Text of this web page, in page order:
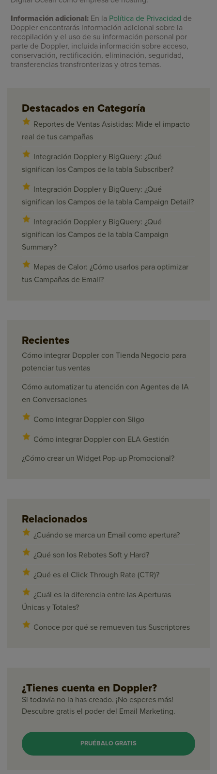
Información adicional: En la Política de Privacidad de
Doppler encontrarás información adicional sobre la
recopilación y el uso de su información personal por
parte de Doppler, incluida información sobre acceso,
conservación, rectificación, eliminación, seguridad,
transferencias transfronterizas y otros temas.
Destacados en Categoría
Reportes de Ventas Asistidas: Mide el impacto
real de tus campañas
Integración Doppler y BigQuery: ¿Qué
significan los Campos de la tabla Subscriber?
Integración Doppler y BigQuery: ¿Qué
significan los Campos de la tabla Campaign Detail?
Integración Doppler y BigQuery: ¿Qué
significan los Campos de la tabla Campaign
Summary?
Mapas de Calor: ¿Cómo usarlos para optimizar
tus Campañas de Email?
Recientes
Cómo integrar Doppler con Tienda Negocio para
potenciar tus ventas
Cómo automatizar tu atención con Agentes de IA
en Conversaciones
Como integrar Doppler con Siigo
Cómo integrar Doppler con ELA Gestión
¿Cómo crear un Widget Pop-up Promocional?
Relacionados
¿Cuándo se marca un Email como apertura?
¿Qué son los Rebotes Soft y Hard?
¿Qué es el Click Through Rate (CTR)?
¿Cuál es la diferencia entre las Aperturas
Únicas y Totales?
Conoce por qué se remueven tus Suscriptores
¿Tienes cuenta en Doppler?
Si todavía no la has creado. ¡No esperes más!
Descubre gratis el poder del Email Marketing.
PRUÉBALO GRATIS